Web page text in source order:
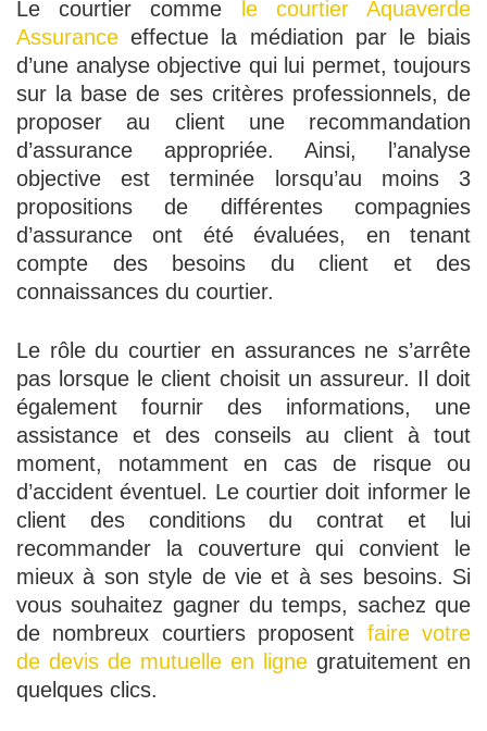
Le courtier comme
le courtier Aquaverde
Assurance effectue la médiation par le biais
d’une analyse objective qui lui permet, toujours
sur la base de ses critères professionnels, de
proposer au client une recommandation
d’assurance appropriée. Ainsi, l’analyse
objective est terminée lorsqu’au moins 3
propositions de différentes compagnies
d’assurance ont été évaluées, en tenant
compte des besoins du client et des
connaissances du courtier.
Le rôle du courtier en assurances ne s’arrête
pas lorsque le client choisit un assureur. Il doit
également fournir des informations, une
assistance et des conseils au client à tout
moment, notamment en cas de risque ou
d’accident éventuel. Le courtier doit informer le
client des conditions du contrat et lui
recommander la couverture qui convient le
mieux à son style de vie et à ses besoins. Si
vous souhaitez gagner du temps, sachez que
de nombreux courtiers proposent faire votre
de devis de mutuelle en ligne gratuitement en
quelques clics.